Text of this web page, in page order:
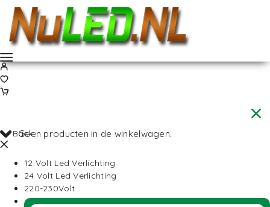
Geen producten in de winkelwagen.
Back
12 Volt Led Verlichting
24 Volt Led Verlichting
220-230Volt